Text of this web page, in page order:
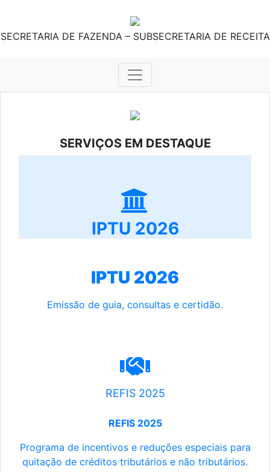
SECRETARIA DE FAZENDA – SUBSECRETARIA DE RECEITA
SERVIÇOS EM DESTAQUE
IPTU 2026
IPTU 2026
Emissão de guia, consultas e certidão.
REFIS 2025
REFIS 2025
Programa de incentivos e reduções especiais para
quitação de créditos tributários e não tributários.